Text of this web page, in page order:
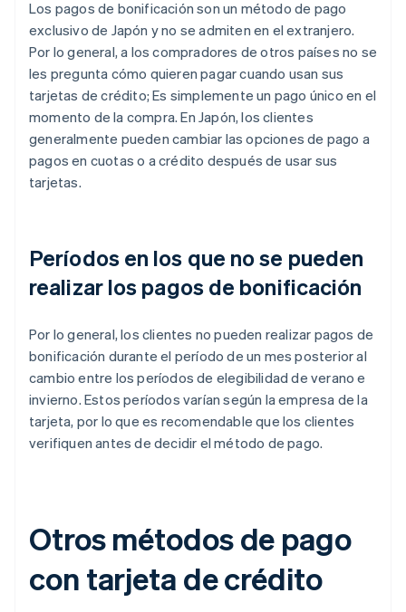
Los pagos de bonificación son un método de pago
exclusivo de Japón y no se admiten en el extranjero.
Por lo general, a los compradores de otros países no se
les pregunta cómo quieren pagar cuando usan sus
tarjetas de crédito; Es simplemente un pago único en el
momento de la compra. En Japón, los clientes
generalmente pueden cambiar las opciones de pago a
pagos en cuotas o a crédito después de usar sus
tarjetas.
Períodos en los que no se pueden
realizar los pagos de bonificación
Por lo general, los clientes no pueden realizar pagos de
bonificación durante el período de un mes posterior al
cambio entre los períodos de elegibilidad de verano e
invierno. Estos períodos varían según la empresa de la
tarjeta, por lo que es recomendable que los clientes
verifiquen antes de decidir el método de pago.
Otros métodos de pago
con tarjeta de crédito